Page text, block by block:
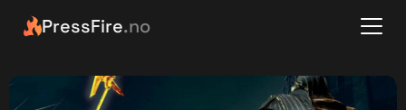
PressFire.no